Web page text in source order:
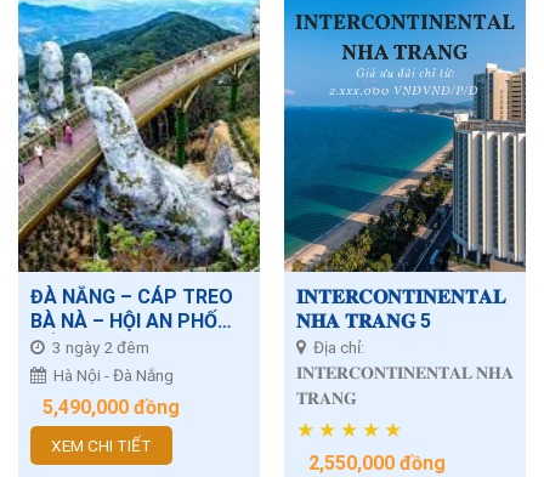
ĐÀ NẴNG – CÁP TREO
BÀ NÀ – HỘI AN PHỐ
CỔ3 ngày 2 đêm
Hà Nội - Đà Nắng
5,490,000đồng
XEM CHI TIẾT
𝐈𝐍𝐓𝐄𝐑𝐂𝐎𝐍𝐓𝐈𝐍𝐄𝐍𝐓𝐀𝐋
𝐍𝐇𝐀 𝐓𝐑𝐀𝐍𝐆 5
Địa chỉ:
𝐈𝐍𝐓𝐄𝐑𝐂𝐎𝐍𝐓𝐈𝐍𝐄𝐍𝐓𝐀𝐋 𝐍𝐇𝐀
𝐓𝐑𝐀𝐍𝐆
★ ★ ★ ★ ★
2,550,000đồng